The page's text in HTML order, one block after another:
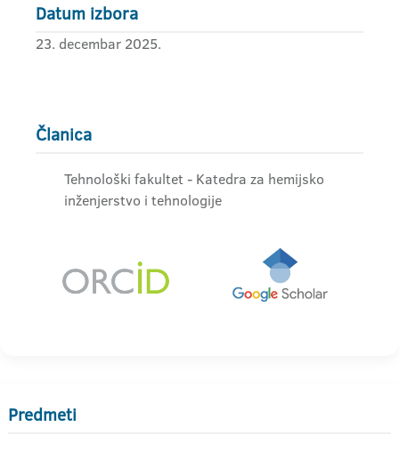
Datum izbora
23. decembar 2025.
Članica
Tehnološki fakultet - Katedra za hemijsko
inženjerstvo i tehnologije
Predmeti